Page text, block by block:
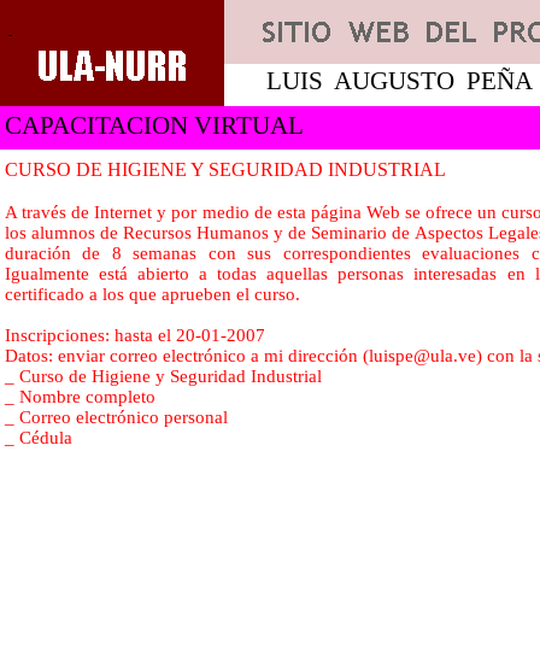
LUIS AUGUSTO PEÑA
CAPACITACION VIRTUAL
CURSO DE HIGIENE Y SEGURIDAD INDUSTRIAL
A través de Internet y por medio de esta página Web se ofrece un
los alumnos de Recursos Humanos y de Seminario de Aspectos
duración de 8 semanas con sus correspondientes
Igualmente está abierto a todas aquellas personas interesadas
certificado a los que aprueben el curso.
Inscripciones: hasta el 20-01-2007
Datos: enviar correo electrónico a mi dirección (luispe@ula.ve) con
_ Curso de Higiene y Seguridad Industrial
_ Nombre completo
_ Correo electrónico personal
_ Cédula